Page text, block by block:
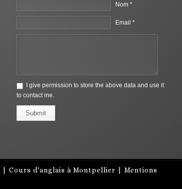
Nom *
Email *
I give permission to store the above data and use it
to contact me.
Submit
Cours d'anglais à Montpellier
Mentions